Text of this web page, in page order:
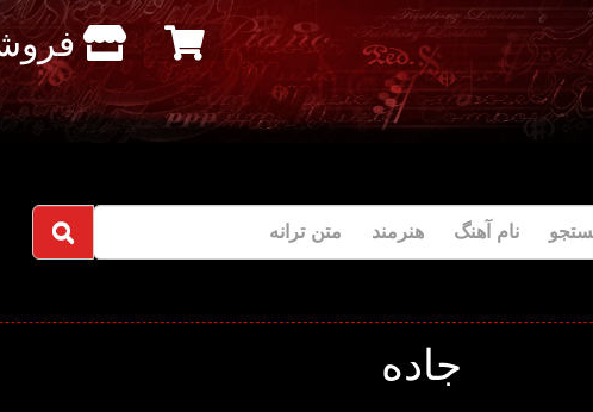
فروشگاه
نام آهنگ هنرمند متن ترانه
جاده